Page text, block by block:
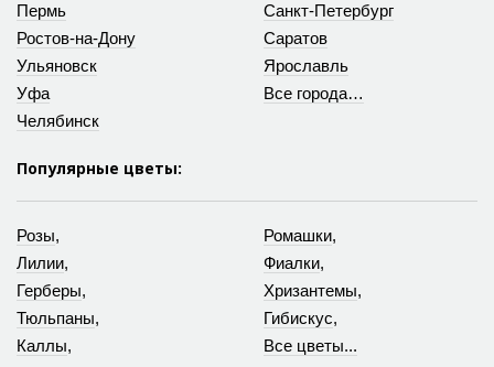
Пермь
Ростов-на-Дону
Санкт-Петербург
Саратов
Ульяновск
Уфа
Челябинск
Ярославль
Все города…
Популярные цветы:
Розы,
Лилии,
Герберы,
Тюльпаны,
Каллы,
Ромашки,
Фиалки,
Хризантемы,
Гибискус,
Все цветы...